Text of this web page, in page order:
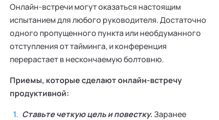
Онлайн-встречи могут оказаться настоящим
испытанием для любого руководителя. Достаточно
одного пропущенного пункта или необдуманного
отступления от тайминга, и конференция
перерастает в нескончаемую болтовню.
Приемы, которые сделают онлайн-встречу
продуктивной:
Ставьте четкую цель и повестку.Заранее